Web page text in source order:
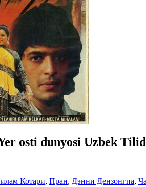
osti dunyosi Uzbek
Котари, Пран, Дэнни Дензонгпа,